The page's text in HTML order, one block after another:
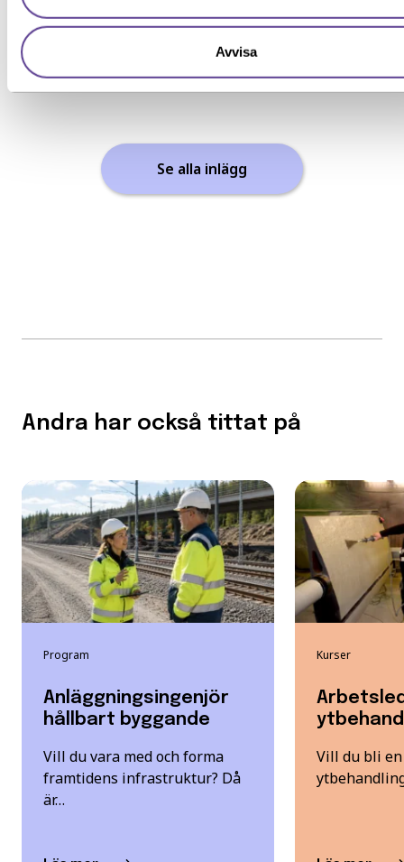
Avvisa
Läs mer
Se alla inlägg
Andra har också tittat på
Program
Anläggningsingenjör
hållbart byggande
Vill du vara med och forma
framtidens infrastruktur? Då
är…
Kurser
Vill du bli